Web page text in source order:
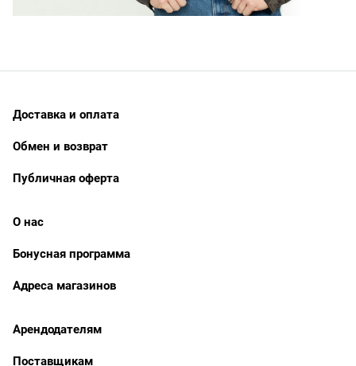
Доставка и оплата
Обмен и возврат
Публичная оферта
О нас
Бонусная программа
Адреса магазинов
Арендодателям
Поставщикам